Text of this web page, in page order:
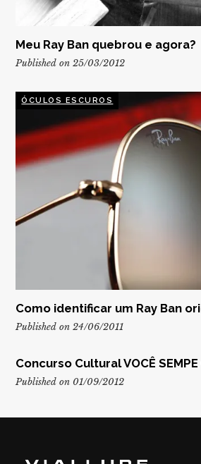
Meu Ray Ban quebrou e agora?
Published on 25/03/2012
ÓCULOS ESCUROS
Como identificar um Ray Ban
Published on 24/06/2011
Concurso Cultural VOCÊ SEMPE
Published on 01/09/2012